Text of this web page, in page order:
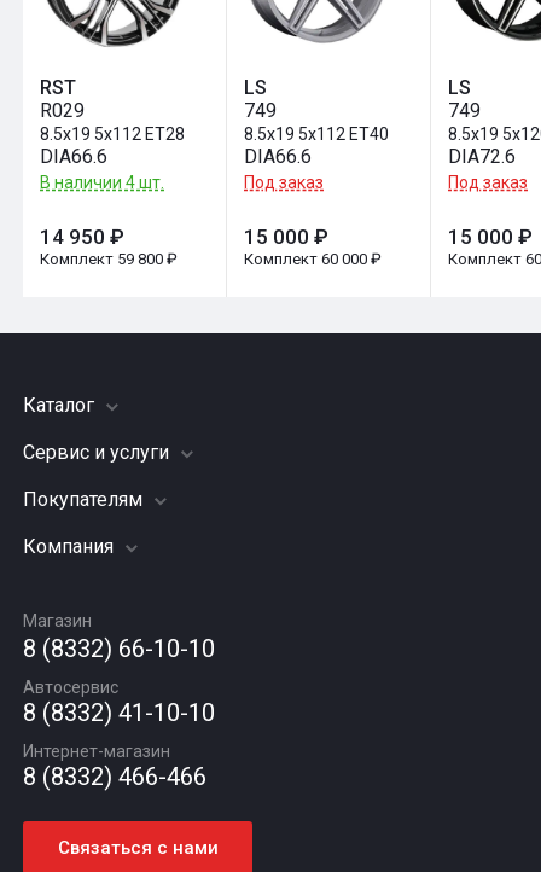
RST
R029
8.5x19 5x112 ET28
DIA66.6
В наличии 4 шт.
14 950 ₽
Комплект 59 800 ₽
LS
749
8.5x19 5x112 ET40
DIA66.6
Под заказ
15 000 ₽
Комплект 60 000 ₽
LS
749
8.5x19
DIA72.6
Под заказ
15 000 ₽
Комплект
Каталог
Шины
Грузовые шины
Диски
Автомасла
Сервис и услуги
Заправка кондиционера
Подвеска (ходовая часть)
Шиномонтаж
Покупателям
Акции
Гарантии и возврат
Компания
Вакансии
Новости
Статьи
Контакты
Магазин
8 (8332) 66-10-10
Автосервис
8 (8332) 41-10-10
Интернет-магазин
8 (8332) 466-466
Связаться с нами